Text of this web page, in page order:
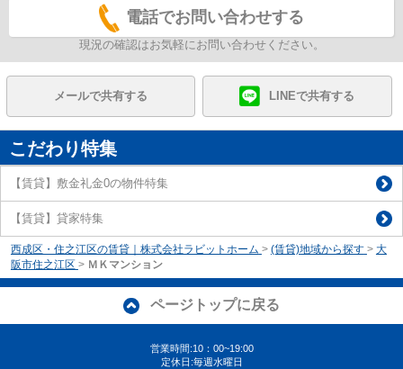
電話でお問い合わせする
現況の確認はお気軽にお問い合わせください。
メールで共有する LINEで共有する
こだわり特集
【賃貸】敷金礼金0の物件特集
【賃貸】貸家特集
西成区・住之江区の賃貸｜株式会社ラビットホーム > (賃貸)地域から探す > 大
阪市住之江区 > ＭＫマンション
ページトップに戻る
営業時間:10：00~19:00
定休日:毎週水曜日